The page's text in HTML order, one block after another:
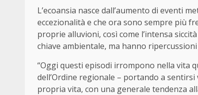
L’ecoansia nasce dall’aumento di eventi
eccezionalità e che ora sono sempre più
proprie alluvioni, così come l’intensa
chiave ambientale, ma hanno
“Oggi questi episodi irrompono nella vita
dell’Ordine regionale – portando a
propria vita, con una generale tendenza